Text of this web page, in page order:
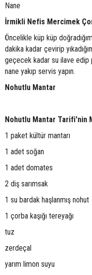
Nane
İrmikli Nefis Mercimek
Öncelikle küp küp
dakika kadar çevirip
geçecek kadar su ilave edip
nane yakıp servis yapın.
Nohutlu Mantar
Nohutlu Mantar Tarifi'nin
1 paket kültür mantarı
1 adet soğan
1 adet domates
2 diş sarımsak
1 su bardak haşlanmış nohut
1 çorba kaşığı tereyağı
tuz
zerdeçal
yarım limon suyu